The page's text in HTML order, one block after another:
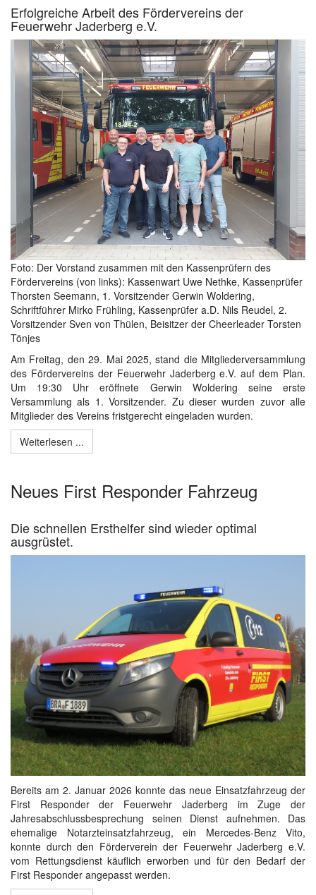
Erfolgreiche Arbeit des Fördervereins der
Feuerwehr Jaderberg e.V.
Foto: Der Vorstand zusammen mit den Kassenprüfern des
Fördervereins (von links): Kassenwart Uwe Nethke, Kassenprüfer
Thorsten Seemann, 1. Vorsitzender Gerwin Woldering,
Schriftführer Mirko Frühling, Kassenprüfer a.D. Nils Reudel, 2.
Vorsitzender Sven von Thülen, Beisitzer der Cheerleader Torsten
Tönjes
Am Freitag, den 29. Mai 2025, stand die Mitgliederversammlung
des Fördervereins der Feuerwehr Jaderberg e.V. auf dem Plan.
Um 19:30 Uhr eröffnete Gerwin Woldering seine erste
Versammlung als 1. Vorsitzender. Zu dieser wurden zuvor alle
Mitglieder des Vereins fristgerecht eingeladen wurden.
Weiterlesen ...
Neues First Responder Fahrzeug
Die schnellen Ersthelfer sind wieder optimal
ausgrüstet.
Bereits am 2. Januar 2026 konnte das neue Einsatzfahrzeug der
First Responder der Feuerwehr Jaderberg im Zuge der
Jahresabschlussbesprechung seinen Dienst aufnehmen. Das
ehemalige Notarzteinsatzfahrzeug, ein Mercedes-Benz Vito,
konnte durch den Förderverein der Feuerwehr Jaderberg e.V.
vom Rettungsdienst käuflich erworben und für den Bedarf der
First Responder angepasst werden.